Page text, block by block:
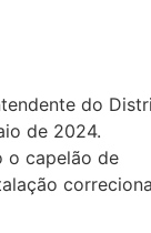
do
de 2024.
o capelão de